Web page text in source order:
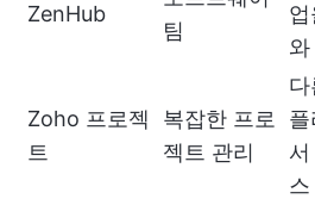
ZenHub
팀
와
Zoho 프로젝
트
복잡한 프로
젝트 관리
스